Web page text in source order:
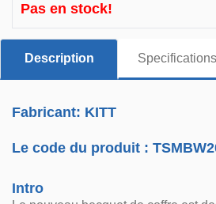
Pas en stock!
Description Specifications
Fabricant: KITT
Le code du produit :
Intro